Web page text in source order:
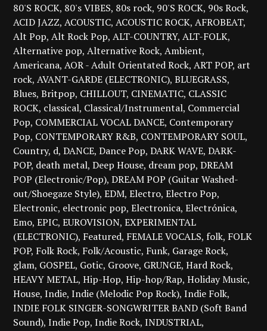
80'S ROCK 80's VIBES 80s rock 90'S ROCK 90s Rock
ACID JAZZ ACOUSTIC ACOUSTIC ROCK AFROBEAT
Alt Pop Alt Rock Pop ALT-COUNTRY ALT-FOLK
Alternative pop Alternative Rock Ambient
Americana AOR - Adult Orientated Rock ART POP art
rock AVANT-GARDE (ELECTRONIC) BLUEGRASS
Blues Britpop CHILLOUT CINEMATIC CLASSIC
ROCK classical Classical/Instrumental Commercial
Pop COMMERCIAL VOCAL DANCE Contemporary
Pop CONTEMPORARY R&B CONTEMPORARY SOUL
Country d DANCE Dance Pop DARK WAVE DARK-
POP death metal Deep House dream pop DREAM
POP (Electronic/Pop) DREAM POP (Guitar Washed-
out/Shoegaze Style) EDM Electro Electro Pop
Electronic electronic pop Electronica Electrónica
Emo EPIC EUROVISION EXPERIMENTAL
(ELECTRONIC) Featured FEMALE VOCALS folk FOLK
POP Folk Rock Folk/Acoustic Funk Garage Rock
glam GOSPEL Gotic Groove GRUNGE Hard Rock
HEAVY METAL Hip-Hop Hip-hop/Rap Holiday Music
House Indie Indie (Melodic Pop Rock) Indie Folk
INDIE FOLK SINGER-SONGWRITER BAND (Soft Band
Sound) Indie Pop Indie Rock INDUSTRIAL